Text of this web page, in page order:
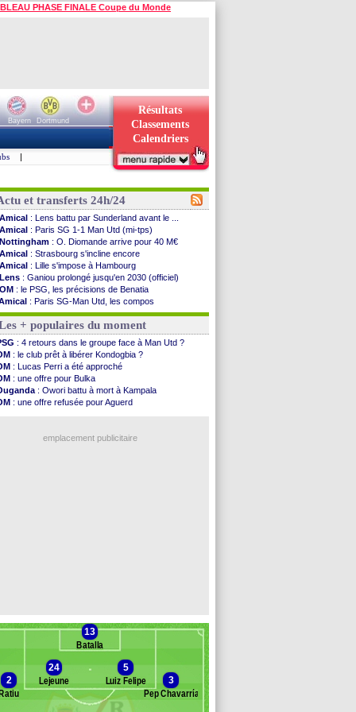
PHASE FINALE Coupe du Monde
Bayern
Dortmund
Résultats
Classements
Calendriers
|
et transferts 24h/24
Amical : Lens battu par Sunderland avant le ...
Amical : Paris SG 1-1 Man Utd (mi-tps)
Nottingham : O. Diomande arrive pour 40 M€
Amical : Strasbourg s'incline encore
Amical : Lille s'impose à Hambourg
Lens : Ganiou prolongé jusqu'en 2030 (officiel)
OM : le PSG, les précisions de Benatia
: Paris SG-Man Utd, les compos
Amical: Chelsea corrige l'AC Milan
Argentine: Messi perd son papa
Amical: l'Inter s'offre la Juventus
Atletico: Almada rejoint River Plate (off.)
Monaco: Camara a la cote en Angleterre
Amical: encore une défaite pour Strasbourg
OM : la piste Goore en attaque
PSG: ça négocie avec le Barça pour Torres
Amical: Rennes s'incline contre Brentford
: Mourinho durcit les règles
+ populaires du moment
: 4 retours dans le groupe face à Man Utd ?
: le club prêt à libérer Kondogbia ?
: Lucas Perri a été approché
: une offre pour Bulka
: Owori battu à mort à Kampala
: une offre refusée pour Aguerd
emplacement publicitaire
des remplaçants Rayo Vallecano
13
Batalla
24
Lejeune
5
Luiz Felipe
2
Ratiu
3
Pep Chavarría